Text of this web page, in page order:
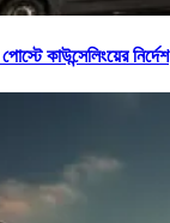
কাউন্সেলিংয়ের নির্দেশ